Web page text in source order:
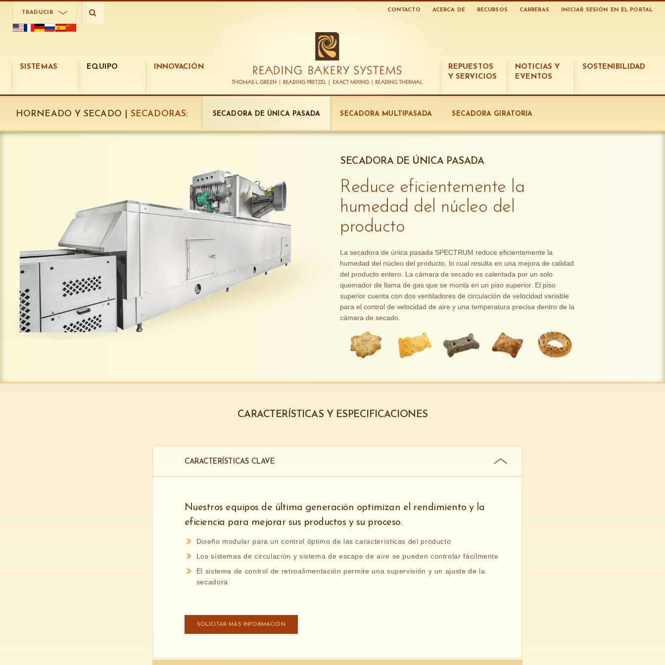
TRADUCIR CONTACTO ACERCA DE RECURSOS CARRERAS INICIAR SESIÓN EN EL PORTAL
SISTEMAS EQUIPO INNOVACIÓN
REPUESTOS
Y SERVICIOS
NOTICIAS Y
EVENTOS
SOSTENIBILIDAD
HORNEADO Y SECADO | SECADORAS: SECADORA MULTIPASADA SECADORA GIRATORIA
SECADORA DE ÚNICA PASADA
SECADORA DE ÚNICA PASADA
Reduce eficientemente la
humedad del núcleo del
producto
La secadora de única pasada SPECTRUM reduce eficientemente la
humedad del núcleo del producto, lo cual resulta en una mejora de calidad
del producto entero. La cámara de secado es calentada por un solo
quemador de llama de gas que se monta en un piso superior. El piso
superior cuenta con dos ventiladores de circulación de velocidad variable
para el control de velocidad de aire y una temperatura precisa dentro de la
cámara de secado.
CARACTERÍSTICAS Y ESPECIFICACIONES
CARACTERÍSTICAS CLAVE
Nuestros equipos de última generación optimizan el rendimiento y la
eficiencia para mejorar sus productos y su proceso.
Diseño modular para un control óptimo de las características del producto
Los sistemas de circulación y sistema de escape de aire se pueden controlar fácilmente
El sistema de control de retroalimentación permite una supervisión y un ajuste de la
secadora
SOLICITAR MÁS INFORMACIÓN